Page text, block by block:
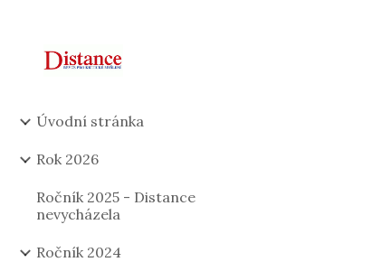
Úvodní stránka
Rok 2026
Ročník 2025 - Distance
nevycházela
Ročník 2024